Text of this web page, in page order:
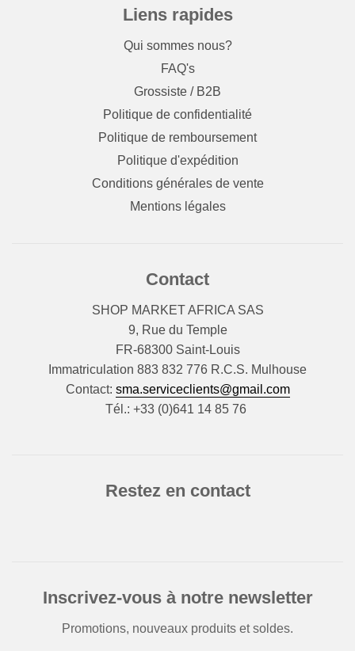
Liens rapides
Qui sommes nous?
FAQ's
Grossiste / B2B
Politique de confidentialité
Politique de remboursement
Politique d'expédition
Conditions générales de vente
Mentions légales
Contact
SHOP MARKET AFRICA SAS
9, Rue du Temple
FR-68300 Saint-Louis
Immatriculation 883 832 776 R.C.S. Mulhouse
Contact: sma.serviceclients@gmail.com
Tél.: +33 (0)641 14 85 76
Restez en contact
Inscrivez-vous à notre newsletter
Promotions, nouveaux produits et soldes.